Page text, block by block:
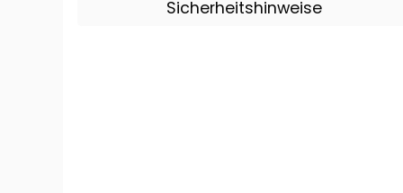
Sicherheitshinweise